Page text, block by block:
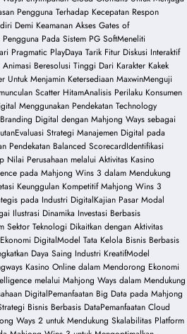
Pengguna Terhadap Kecepatan Respon
Demi Keamanan Akses Gates of
Pada Sistem PG SoftMeneliti
Pragmatic PlayDaya Tarik Fitur Diskusi Interaktif
Beresolusi Tinggi Dari Karakter Kakek
Untuk Menjamin Ketersediaan MaxwinMenguji
Scatter HitamAnalisis Perilaku Konsumen
Menggunakan Pendekatan Technology
Digital dengan Mahjong Ways sebagai
Evaluasi Strategi Manajemen Digital pada
Pendekatan Balanced ScorecardIdentifikasi
Nilai Perusahaan melalui Aktivitas Kasino
pada Mahjong Wins 3 dalam Mendukung
Keunggulan Kompetitif Mahjong Wins 3
pada Industri DigitalKajian Pasar Modal
Ilustrasi Dinamika Investasi Berbasis
Sektor Teknologi Dikaitkan dengan Aktivitas
DigitalModel Tata Kelola Bisnis Berbasis
Daya Saing Industri KreatifModel
Kasino Online dalam Mendorong Ekonomi
melalui Mahjong Ways dalam Mendukung
DigitalPemanfaatan Big Data pada Mahjong
Bisnis Berbasis DataPemanfaatan Cloud
Ways 2 untuk Mendukung Skalabilitas Platform